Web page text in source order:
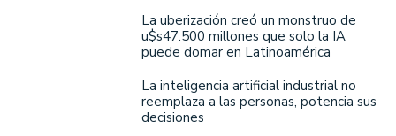
La uberización creó un monstruo de
u$s47.500 millones que solo la IA
puede domar en Latinoamérica
La inteligencia artificial industrial no
reemplaza a las personas, potencia sus
decisiones